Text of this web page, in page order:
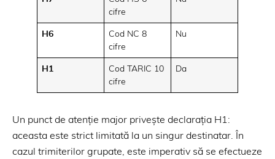
cifre
H6
Cod NC 8
cifre
Nu
H1
Cod TARIC 10
cifre
Da
Un punct de atenție major privește declarația H1:
aceasta este strict limitată la un singur destinatar. În
cazul trimiterilor grupate, este imperativ să se efectueze